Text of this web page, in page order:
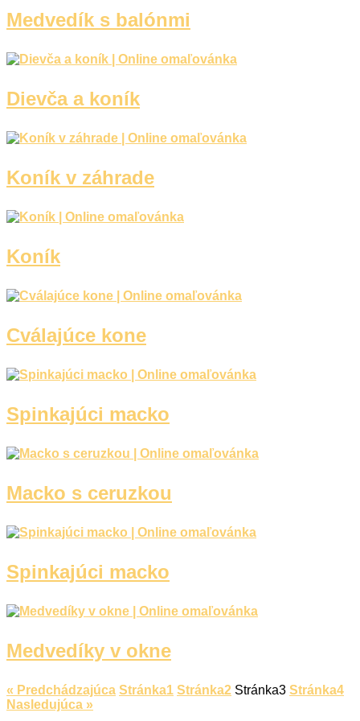
Nezaradené
Medvedík s balónmi
Dievča a koník
Koník v záhrade
Koník
Cválajúce kone
Spinkajúci macko
Macko s ceruzkou
Spinkajúci macko
Medvedíky v okne
« Predchádzajúca Stránka1 Stránka2 Stránka3 Stránka4
Nasledujúca »